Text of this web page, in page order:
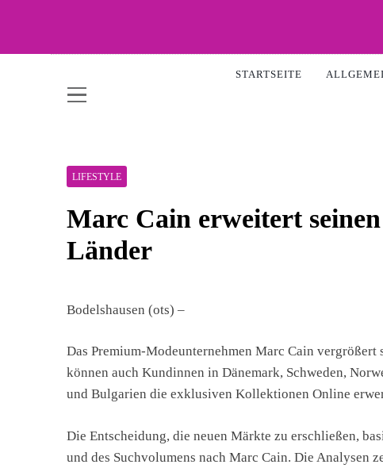
WOW-
STARTSEITE
LIFESTYLE
Marc Cain erweitert
Länder
Bodelshausen (ots) –
Das Premium-Modeunternehmen Marc Cain
können auch Kundinnen in Dänemark, Schweden,
und Bulgarien die exklusiven Kollektionen Online
Die Entscheidung, die neuen Märkte zu erschließen,
und des Suchvolumens nach Marc Cain. Die Analysen